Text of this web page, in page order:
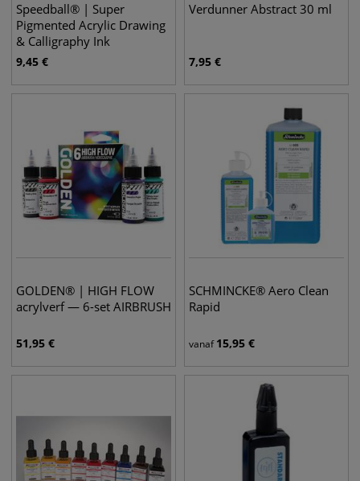
Speedball® | Super
Pigmented Acrylic Drawing
& Calligraphy Ink
9,45 €
Verdunner Abstract 30 ml
7,95 €
GOLDEN® | HIGH FLOW
acrylverf — 6-set AIRBRUSH
51,95 €
SCHMINCKE® Aero Clean
Rapid
vanaf 15,95 €